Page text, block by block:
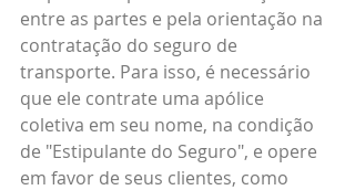
entre as partes e pela orientação na
contratação do seguro de
transporte. Para isso, é necessário
que ele contrate uma apólice
coletiva em seu nome, na condição
de "Estipulante do Seguro", e opere
em favor de seus clientes, como